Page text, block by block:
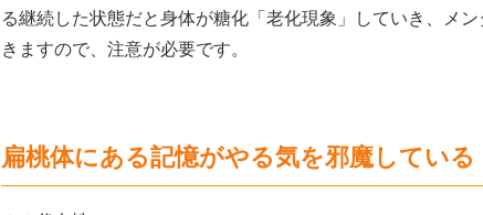
る継続した状態だと身体が糖化「老化現象」していき、メ
きますので、注意が必要です。
扁桃体にある記憶がやる気を邪魔している